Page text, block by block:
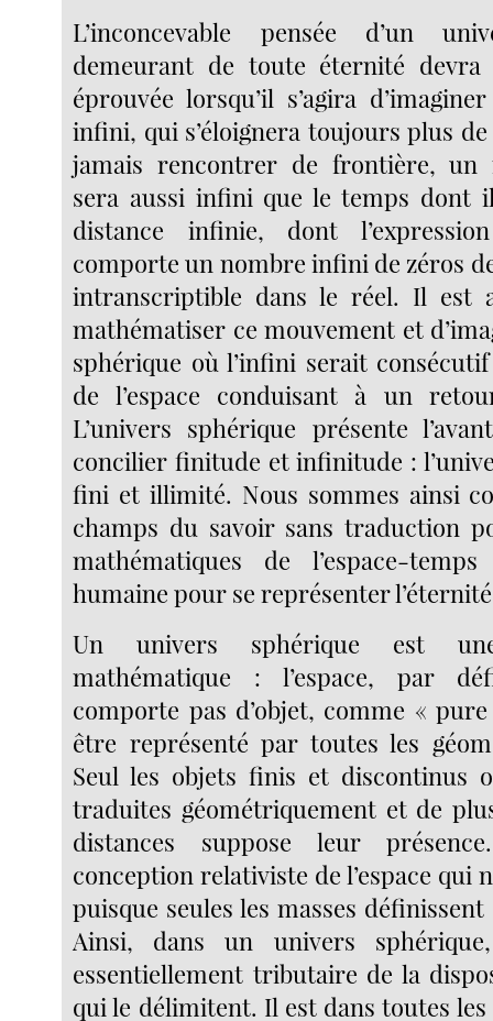
L’inconcevable pensée d’un
demeurant de toute éternité devra
éprouvée lorsqu’il s’agira
infini, qui s’éloignera toujours plus
jamais rencontrer de frontière, un
sera aussi infini que le temps dont
distance infinie, dont
comporte un nombre infini de zéros
intranscriptible dans le réel. Il est
mathématiser ce mouvement et
sphérique où l’infini serait
de l’espace conduisant à un
L’univers sphérique présente
concilier finitude et infinitude :
fini et illimité. Nous sommes ainsi
champs du savoir sans traduction
mathématiques de l’espace-
humaine pour se représenter
Un univers sphérique est
mathématique : l’espace, par
comporte pas d’objet, comme «
être représenté par toutes les
Seul les objets finis et discontinus
traduites géométriquement et de
distances suppose leur
conception relativiste de l’espace qui
puisque seules les masses
Ainsi, dans un univers
essentiellement tributaire de la
qui le délimitent. Il est dans toutes